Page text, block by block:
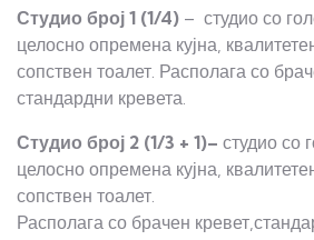
Студио број 1 (1/4) – студио со
целосно опремена кујна,
сопствен тоалет. Располага со
стандардни кревета.
Студио број 2 (1/3 + 1)– студио со
целосно опремена кујна,
сопствен тоалет.
Располага со брачен